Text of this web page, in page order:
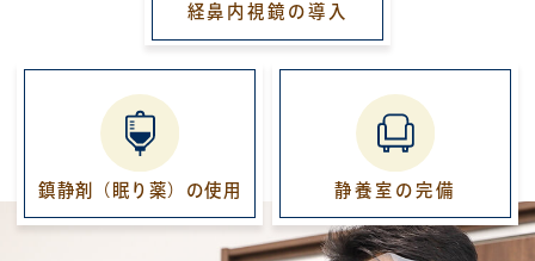
経鼻内視鏡 の導入
鎮静剤（眠り薬） の使用 静養室 の完備